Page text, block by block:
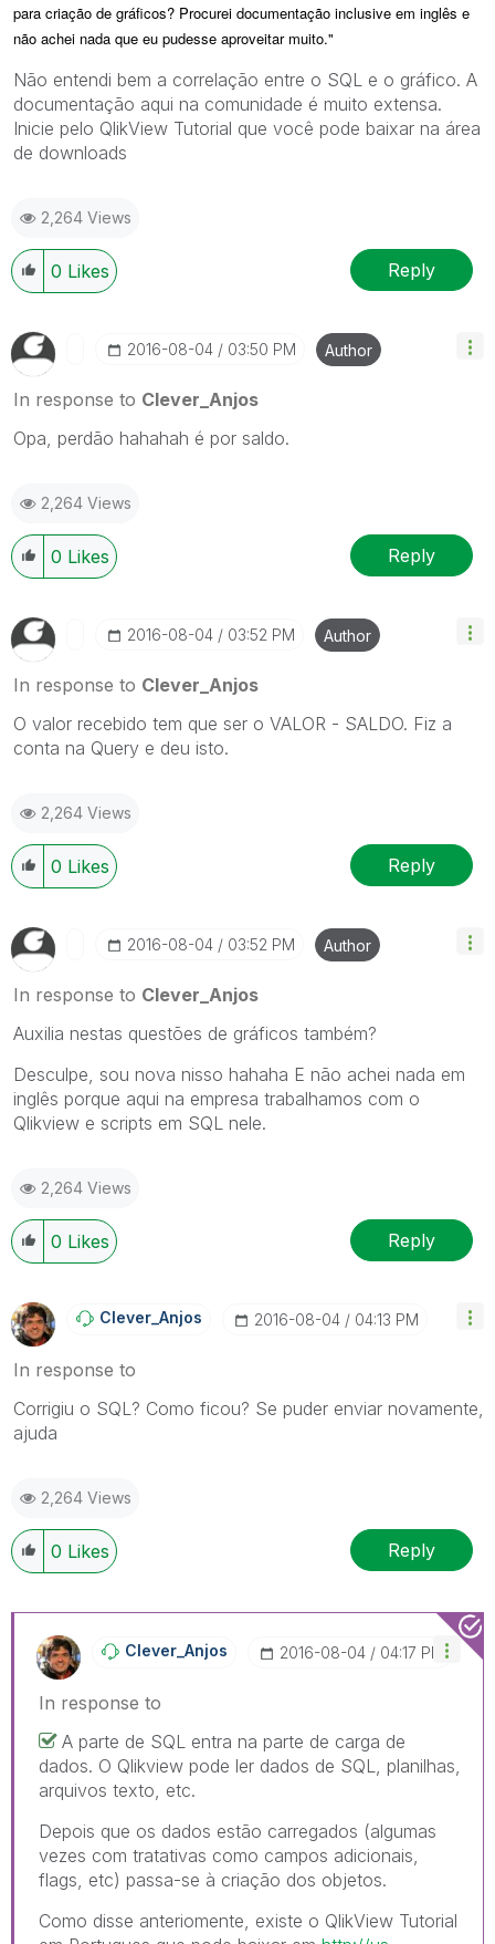
para criação de gráficos? Procurei documentação inclusive em inglês e
não achei nada que eu pudesse aproveitar muito."
Não entendi bem a correlação entre o SQL e o gráfico. A
documentação aqui na comunidade é muito extensa.
Inicie pelo QlikView Tutorial que você pode baixar na área
de downloads
2,264 Views
0 Likes Reply
‎2016-08-04 03:50 PM Author
In response to Clever_Anjos
Opa, perdão hahahah é por saldo.
2,264 Views
0 Likes Reply
‎2016-08-04 03:52 PM Author
In response to Clever_Anjos
O valor recebido tem que ser o VALOR - SALDO. Fiz a
conta na Query e deu isto.
2,264 Views
0 Likes Reply
‎2016-08-04 03:52 PM Author
In response to Clever_Anjos
Auxilia nestas questões de gráficos também?
Desculpe, sou nova nisso hahaha E não achei nada em
inglês porque aqui na empresa trabalhamos com o
Qlikview e scripts em SQL nele.
2,264 Views
0 Likes Reply
Clever_Anjos ‎2016-08-04 04:13 PM
In response to
Corrigiu o SQL? Como ficou? Se puder enviar novamente,
ajuda
2,264 Views
0 Likes Reply
Clever_Anjos ‎2016-08-04 04:17 PM
In response to
A parte de SQL entra na parte de carga de
dados. O Qlikview pode ler dados de SQL, planilhas,
arquivos texto, etc.
Depois que os dados estão carregados (algumas
vezes com tratativas como campos adicionais,
flags, etc) passa-se à criação dos objetos.
Como disse anteriomente, existe o QlikView Tutorial